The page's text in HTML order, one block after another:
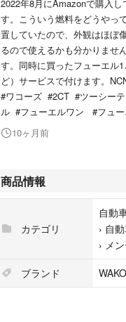
2022年8月にAmazonで購入
す。こういう燃料をどうやっ
置していたので、外観はほぼ
るので使えるかも分かりませ
す。同時に買ったフューエル
ど）サービスで付けます。
#ワコーズ #2CT #ツーシー
ル #フューエルワン #フュー
10ヶ月前
商品情報
カテゴリ
自動
› 自
› メ
ブランド